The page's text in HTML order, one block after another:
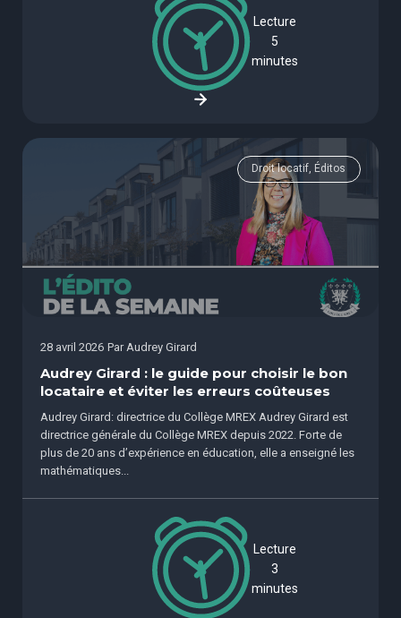
Lecture
5
minutes
Droit locatif, Éditos
28 avril 2026 Par Audrey Girard
Audrey Girard : le guide pour choisir le bon
locataire et éviter les erreurs coûteuses
Audrey Girard: directrice du Collège MREX Audrey Girard est
directrice générale du Collège MREX depuis 2022. Forte de
plus de 20 ans d’expérience en éducation, elle a enseigné les
mathématiques...
Lecture
3
minutes